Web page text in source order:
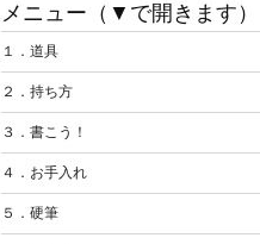
メニュー（▼で開きます）
１．道具
２．持ち方
３．書こう！
４．お手入れ
５．硬筆